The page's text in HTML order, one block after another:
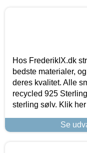
Hos FrederikIX.dk
bedste materialer,
deres kvalitet. Alle
recycled 925
sterling sølv. Klik
Se